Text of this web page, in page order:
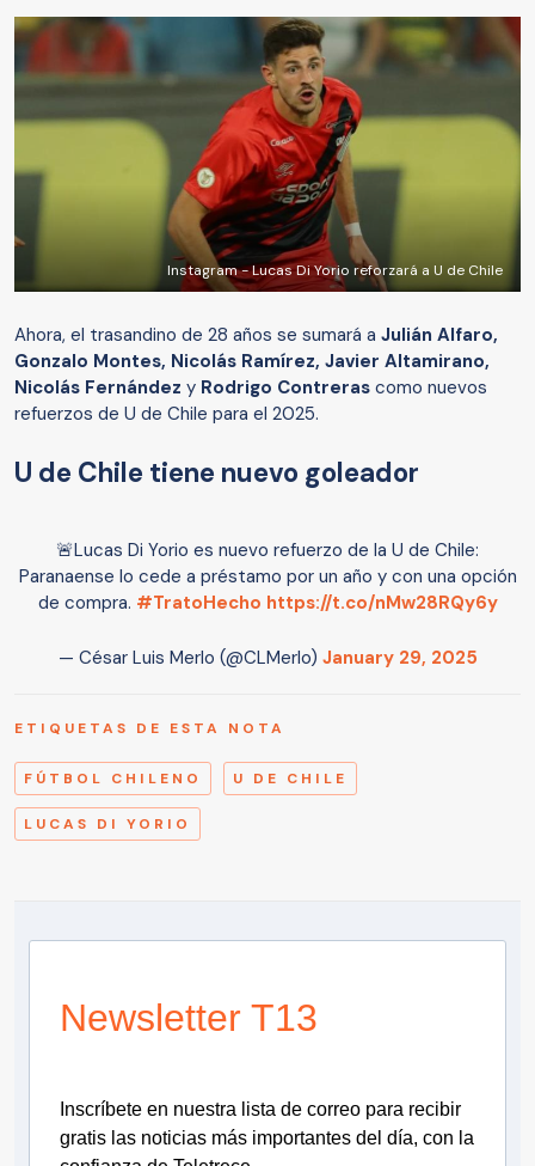
Instagram - Lucas Di Yorio reforzará a U de Chile
Ahora, el trasandino de 28 años se sumará a Julián Alfaro,
Gonzalo Montes, Nicolás Ramírez, Javier Altamirano,
Nicolás Fernández y Rodrigo Contreras como nuevos
refuerzos de U de Chile para el 2025.
U de Chile tiene nuevo goleador
🚨Lucas Di Yorio es nuevo refuerzo de la U de Chile:
Paranaense lo cede a préstamo por un año y con una opción
de compra. #TratoHecho https://t.co/nMw28RQy6y
— César Luis Merlo (@CLMerlo) January 29, 2025
ETIQUETAS DE ESTA NOTA
FÚTBOL CHILENO U DE CHILE
LUCAS DI YORIO
Newsletter T13
Inscríbete en nuestra lista de correo para recibir
gratis las noticias más importantes del día, con la